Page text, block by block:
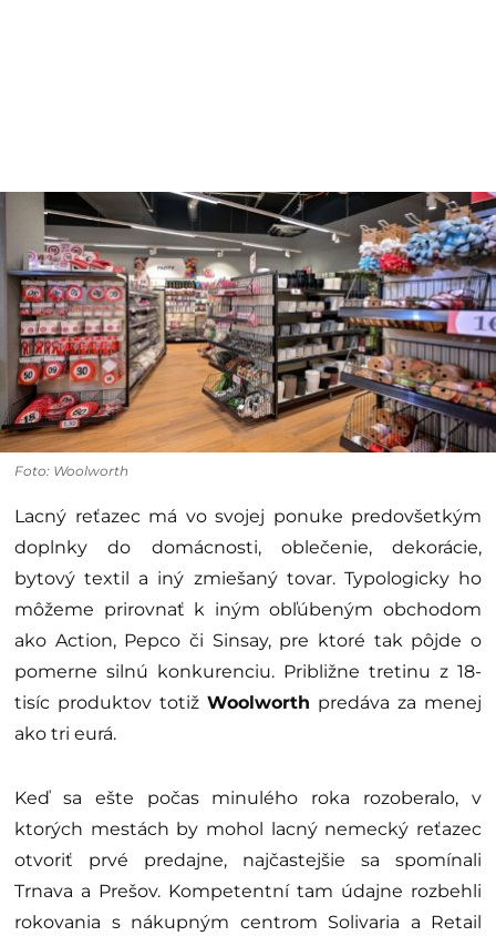
Foto: Woolworth
Lacný reťazec má vo svojej ponuke predovšetkým
doplnky do domácnosti, oblečenie, dekorácie,
bytový textil a iný zmiešaný tovar. Typologicky ho
môžeme prirovnať k iným obľúbeným obchodom
ako Action, Pepco či Sinsay, pre ktoré tak pôjde o
pomerne silnú konkurenciu. Približne tretinu z 18-
tisíc produktov totiž Woolworth predáva za menej
ako tri eurá.
Keď sa ešte počas minulého roka rozoberalo, v
ktorých mestách by mohol lacný nemecký reťazec
otvoriť prvé predajne, najčastejšie sa spomínali
Trnava a Prešov. Kompetentní tam údajne rozbehli
rokovania s nákupným centrom Solivaria a Retail